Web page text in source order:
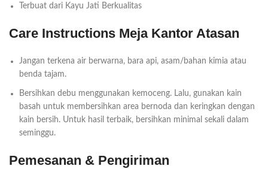
Terbuat dari Kayu Jati Berkualitas
Care Instructions Meja Kantor Atasan
Jangan terkena air berwarna, bara api, asam/bahan kimia atau
benda tajam.
Bersihkan debu menggunakan kemoceng. Lalu, gunakan kain
basah untuk membersihkan area bernoda dan keringkan dengan
kain bersih. Untuk hasil terbaik, bersihkan minimal sekali dalam
seminggu.
Pemesanan & Pengiriman